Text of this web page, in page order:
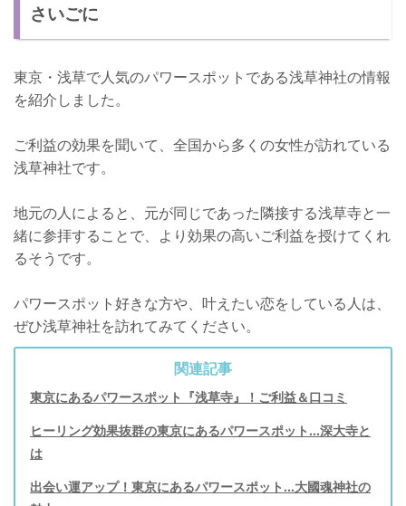
さいごに
東京・浅草で人気のパワースポットである浅草神社の情報
を紹介しました。
ご利益の効果を聞いて、全国から多くの女性が訪れている
浅草神社です。
地元の人によると、元が同じであった隣接する浅草寺と一
緒に参拝することで、より効果の高いご利益を授けてくれ
るそうです。
パワースポット好きな方や、叶えたい恋をしている人は、
ぜひ浅草神社を訪れてみてください。
関連記事
東京にあるパワースポット『浅草寺』！ご利益＆口コミ
ヒーリング効果抜群の東京にあるパワースポット…深大寺と
は
出会い運アップ！東京にあるパワースポット…大國魂神社の